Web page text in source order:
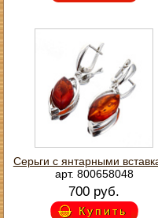
Серьги с янтарными
арт. 800658048
700 руб.
Купить